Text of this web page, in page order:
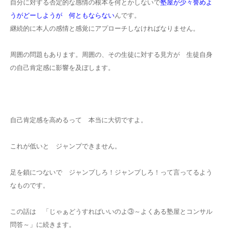
自分に対する否定的な感情の根本を何とかしないで塾屋が少々誉めよ
うがどーしようが 何ともならないんです。
継続的に本人の感情と感覚にアプローチしなければなりません。
周囲の問題もあります。周囲の、その生徒に対する見方が 生徒自身
の自己肯定感に影響を及ぼします。
自己肯定感を高めるって 本当に大切ですよ。
これが低いと ジャンプできません。
足を鎖につないで ジャンプしろ！ジャンプしろ！って言ってるよう
なものです。
この話は 「じゃぁどうすればいいのよ③～よくある塾屋とコンサル
問答～」に続きます。